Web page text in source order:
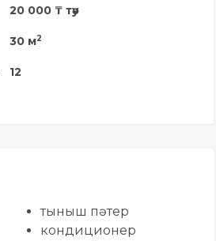
20 000 ₸ тәу
30 м2
12
тыныш пәтер
кондиционер